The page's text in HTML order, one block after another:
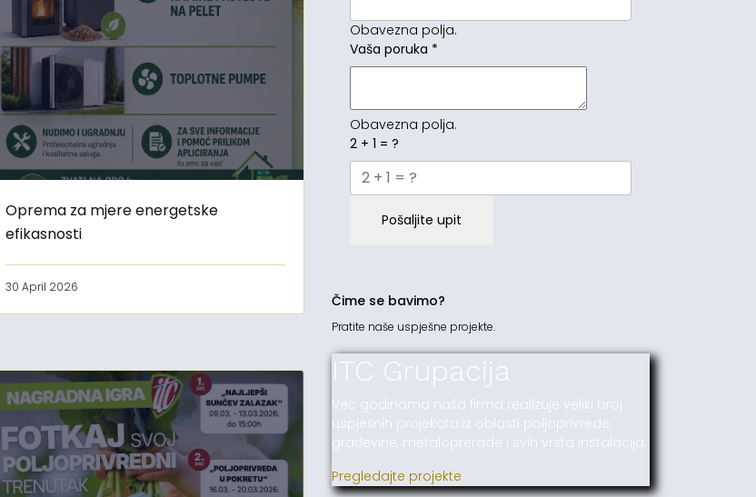
Oprema za mjere energetske
efikasnosti
30 April 2026
Obavezna polja.
Vaša poruka *
Obavezna polja.
2 + 1 = ?
Pošaljite upit
Čime se bavimo?
Pratite naše uspješne projekte.
ITC Grupacija
Već godinama naša firma realizuje veliki broj
uspješnih projekata iz oblasti poljoprivrede,
građevine, metaloprerade i svih vrsta instalacija.
Pregledajte projekte